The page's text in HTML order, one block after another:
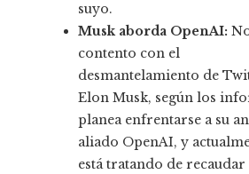
suyo.
Musk aborda OpenAI:
contento con el
desmantelamiento de
Elon Musk, según los
planea enfrentarse a su
aliado OpenAI, y
está tratando de recaudar